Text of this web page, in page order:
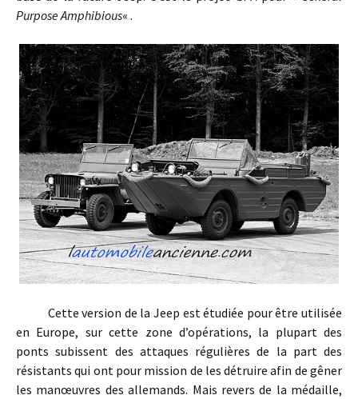
Purpose Amphibious« .
Cette version de la Jeep est étudiée pour être utilisée
en Europe, sur cette zone d’opérations, la plupart des
ponts subissent des attaques régulières de la part des
résistants qui ont pour mission de les détruire afin de gêner
les manœuvres des allemands. Mais revers de la médaille,